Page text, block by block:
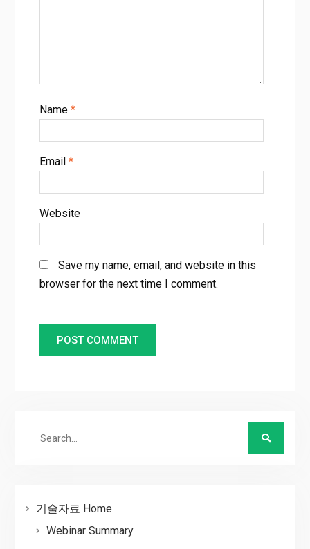
Name *
Email *
Website
Save my name, email, and website in this
browser for the next time I comment.
기술자료 Home
Webinar Summary